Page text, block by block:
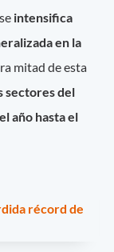
intensifica
en la
mitad de esta
sectores del
año hasta el
récord de